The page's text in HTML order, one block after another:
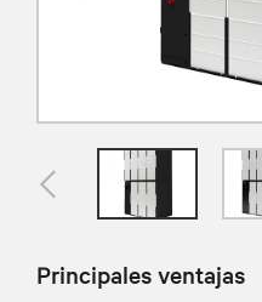
Principales ventajas